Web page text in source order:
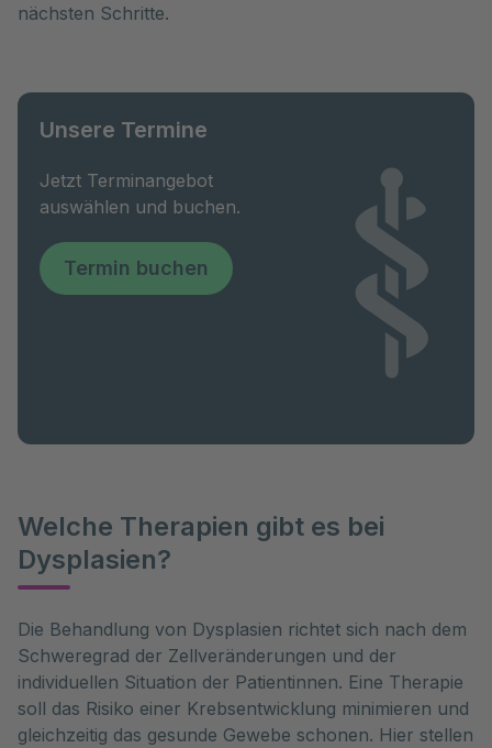
nächsten Schritte.
Unsere Termine
Jetzt Terminangebot
auswählen und buchen.
Termin buchen
Welche Therapien gibt es bei
Dysplasien?
Die Behandlung von Dysplasien richtet sich nach dem
Schweregrad der Zellveränderungen und der
individuellen Situation der Patientinnen. Eine Therapie
soll das Risiko einer Krebsentwicklung minimieren und
gleichzeitig das gesunde Gewebe schonen. Hier stellen